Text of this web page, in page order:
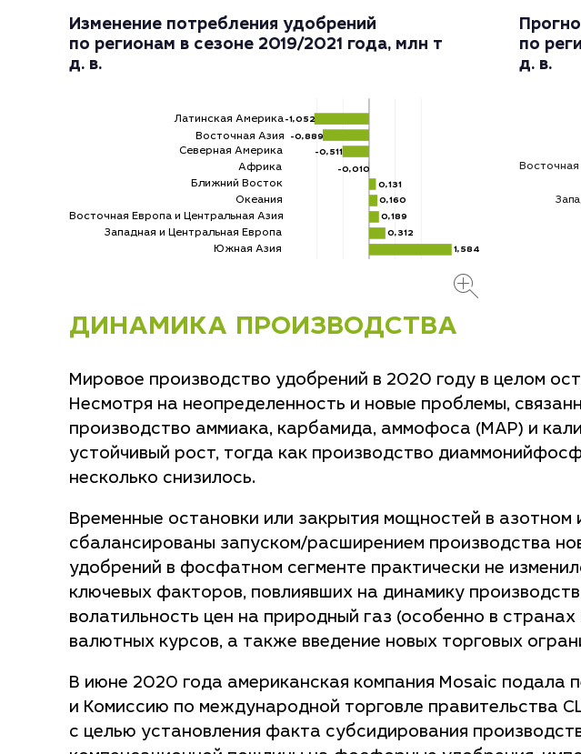
Изменение потребления удобрений
по регионам в сезоне 2019/2021 года, млн т
д. в.
-1,052
-0,511
-0,889
Латинская Америка
Восточная Азия
Северная Америка
Африка
Ближний Восток
Океания
Восточная Европа и Центральная Азия
Западная и Центральная Европа
Южная Азия
-0,010
0,131
0,160
0,189
0,312
1,584
по
д. в.
ДИНАМИКА ПРОИЗВОДСТВА
Мировое производство удобрений в 2020 году в целом
Несмотря на неопределенность и новые проблемы,
производство аммиака, карбамида, аммофоса (MAP) и
устойчивый рост, тогда как производство
несколько снизилось.
Временные остановки или закрытия мощностей в азотном
сбалансированы запуском/расширением производства
удобрений в фосфатном сегменте практически не
ключевых факторов, повлиявших на динамику
волатильность цен на природный газ (особенно в
валютных курсов, а также введение новых торговых
В июне 2020 года американская компания Mosaic подала
и Комиссию по международной торговле правительства
с целью установления факта субсидирования